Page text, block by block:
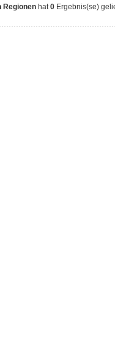
Regionen hat0 Ergebnis(se)